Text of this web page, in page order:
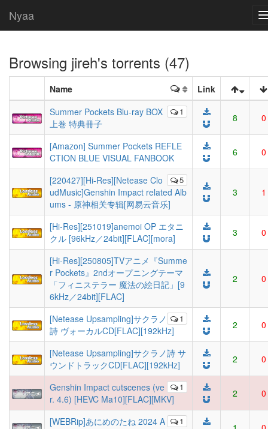
Nyaa
Browsing jireh's torrents (47)
Name Link
1
Summer Pockets Blu-ray BOX
上巻 特典冊子
8 0
[Amazon] Summer Pockets REFLE
CTION BLUE VISUAL FANBOOK
6 0
5
[220427][Hi-Res][Netease Clo
udMusic]Genshin Impact related Alb
ums - 原神相关专辑[网易云音乐]
3 1
[Hi-Res][251019]anemoi OP エタニ
クル [96kHz／24bit][FLAC][mora]
3 0
[Hi-Res][250805]TVアニメ『Summe
r Pockets』2ndオープニングテーマ
「フィニステラー 魔法の絵日記」[9
6kHz／24bit][FLAC]
2 0
1
[Netease Upsampling]サクラノ
詩 ヴォーカルCD[FLAC][192kHz]
2 0
[Netease Upsampling]サクラノ詩 サ
ウンドトラックCD[FLAC][192kHz]
2 0
1
Genshin Impact cutscenes (ve
r. 4.6) [HEVC Ma10][FLAC][MKV]
2 0
1
[WEBRip]あにめのたね 2024 A